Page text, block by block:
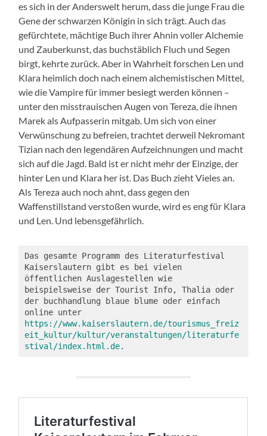
es sich in der Anderswelt herum, dass die junge Frau die
Gene der schwarzen Königin in sich trägt. Auch das
gefürchtete, mächtige Buch ihrer Ahnin voller Alchemie
und Zauberkunst, das buchstäblich Fluch und Segen
birgt, kehrte zurück. Aber in Wahrheit forschen Len und
Klara heimlich doch nach einem alchemistischen Mittel,
wie die Vampire für immer besiegt werden können –
unter den misstrauischen Augen von Tereza, die ihnen
Marek als Aufpasserin mitgab. Um sich von einer
Verwünschung zu befreien, trachtet derweil Nekromant
Tizian nach den legendären Aufzeichnungen und macht
sich auf die Jagd. Bald ist er nicht mehr der Einzige, der
hinter Len und Klara her ist. Das Buch zieht Vieles an.
Als Tereza auch noch ahnt, dass gegen den
Waffenstillstand verstoßen wurde, wird es eng für Klara
und Len. Und lebensgefährlich.
Das gesamte Programm des Literaturfestival
Kaiserslautern gibt es bei vielen
öffentlichen Auslagestellen wie
beispielsweise der Tourist Info, Thalia oder
der buchhandlung blaue blume oder einfach
online unter
https://www.kaiserslautern.de/tourismus_freiz
eit_kultur/kultur/veranstaltungen/literaturfe
stival/index.html.de.